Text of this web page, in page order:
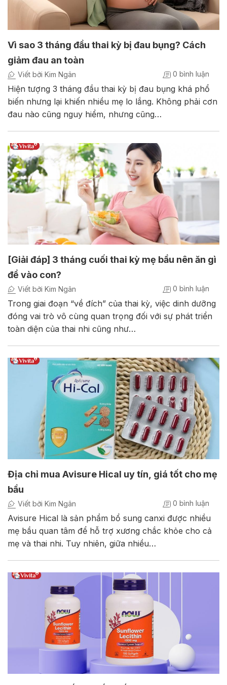
Vì sao 3 tháng đầu thai kỳ bị đau bụng? Cách
giảm đau an toàn
Viết bởi Kim Ngân 0 bình luận
Hiện tượng 3 tháng đầu thai kỳ bị đau bụng khá phổ
biến nhưng lại khiến nhiều mẹ lo lắng. Không phải cơn
đau nào cũng nguy hiểm, nhưng cũng…
[Giải đáp] 3 tháng cuối thai kỳ mẹ bầu nên ăn gì
để vào con?
Viết bởi Kim Ngân 0 bình luận
Trong giai đoạn “về đích” của thai kỳ, việc dinh dưỡng
đóng vai trò vô cùng quan trọng đối với sự phát triển
toàn diện của thai nhi cũng như…
Địa chỉ mua Avisure Hical uy tín, giá tốt cho mẹ
bầu
Viết bởi Kim Ngân 0 bình luận
Avisure Hical là sản phẩm bổ sung canxi được nhiều
mẹ bầu quan tâm để hỗ trợ xương chắc khỏe cho cả
mẹ và thai nhi. Tuy nhiên, giữa nhiều…